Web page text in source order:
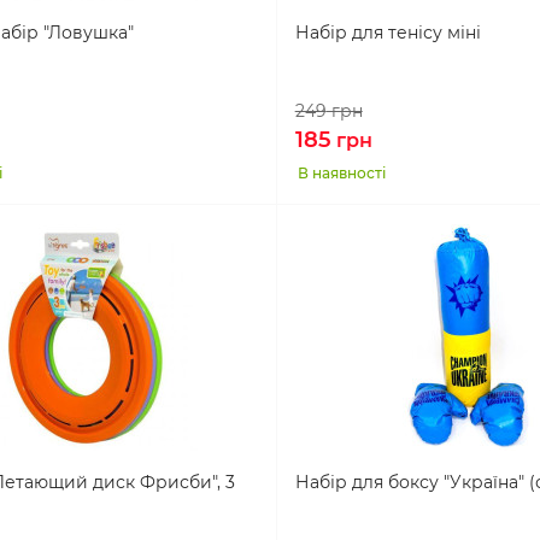
"Ловушка" Набір для тенісу міні
249грн
185 грн
В наявності
диск Фрисби", 3
Набір для боксу "Україна"